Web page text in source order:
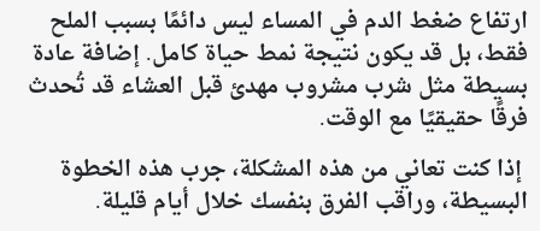
ارتفاع ضغط الدم في المساء ليس دائمًا بسبب الملح
فقط، بل قد يكون نتيجة نمط حياة كامل. إضافة عادة
بسيطة مثل شرب مشروب مهدئ قبل العشاء قد تُحدث
فرقًا حقيقيًا مع الوقت.
إذا كنت تعاني من هذه المشكلة، جرب هذه الخطوة
البسيطة، وراقب الفرق بنفسك خلال أيام قليلة.